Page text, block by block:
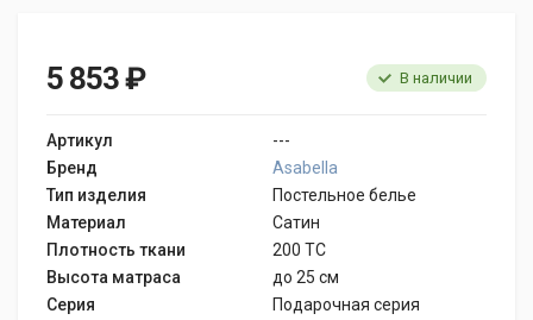
5 853 ₽ В наличии
Артикул
---
Бренд
Asabella
Тип изделия
Постельное белье
Материал
Сатин
Плотность ткани
200 ТС
Высота матраса
до 25 см
Серия
Подарочная серия